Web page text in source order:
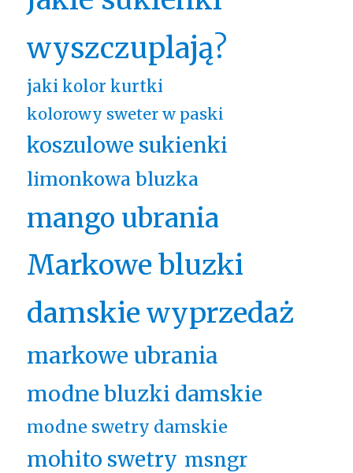
wyszczuplają?
jaki kolor kurtki
kolorowy sweter w paski
koszulowe sukienki
limonkowa bluzka
mango ubrania
Markowe bluzki
damskie wyprzedaż
markowe ubrania
modne bluzki damskie
modne swetry damskie
mohito swetry msngr